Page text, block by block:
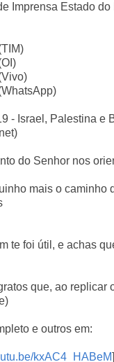
Imprensa Estado do
- Israel, Palestina e
do Senhor nos
mais o caminho
te foi útil, e achas
que, ao replicar
e outros em:
kxAC4_HABeM]